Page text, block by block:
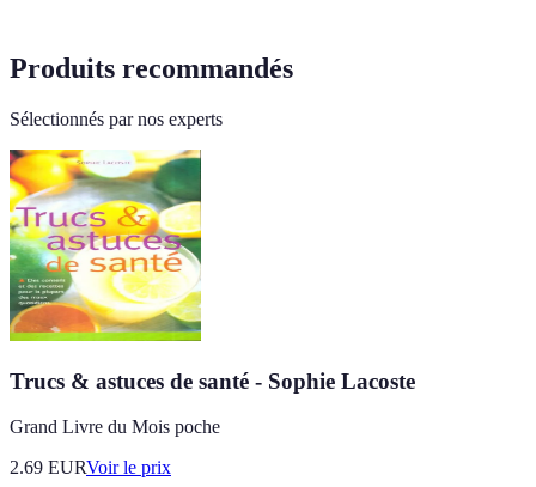
Produits recommandés
Sélectionnés par nos experts
Trucs & astuces de santé - Sophie Lacoste
Grand Livre du Mois poche
2.69 EURVoir le prix